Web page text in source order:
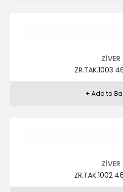
FRANCISCO
FRA.L.TAK.452
FRANCISCO